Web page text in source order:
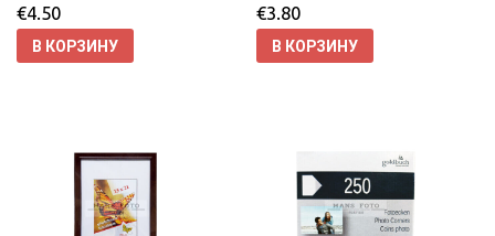
€4.50
В КОРЗИНУ
€3.80
В КОРЗИНУ